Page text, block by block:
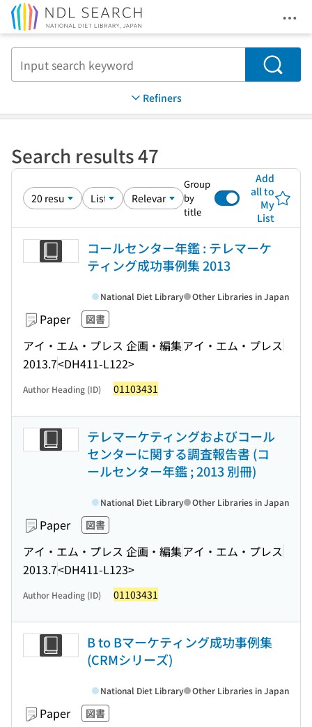
Search
Refiners
Search results 47
Group
by
title
Add
all to
My
List
コールセンター年鑑 : テレマーケ
ティング成功事例集 2013
Paper 図書
アイ・エム・プレス 企画・編集アイ・エム・プレス
2013.7<DH411-L122>
National Diet Library Other Libraries in Japan
Author Heading (ID) 01103431
テレマーケティングおよびコール
センターに関する調査報告書 (コ
ールセンター年鑑 ; 2013 別冊)
Paper 図書
アイ・エム・プレス 企画・編集アイ・エム・プレス
2013.7<DH411-L123>
National Diet Library Other Libraries in Japan
Author Heading (ID) 01103431
B to Bマーケティング成功事例集
(CRMシリーズ)
Paper 図書
National Diet Library Other Libraries in Japan